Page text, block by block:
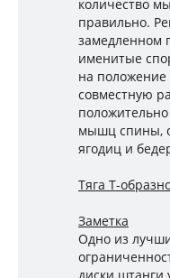
количество
правильно.
замедленном
именитые
на
совместную
мышц спины,
ягодиц и
Тяга Т-
Заметка
Одно из